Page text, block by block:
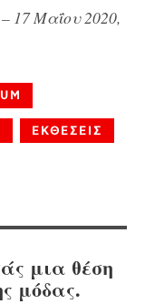
17 Μαΐου 2020,
ΕΚΘΕΣΕΙΣ
μια θέση
μόδας.